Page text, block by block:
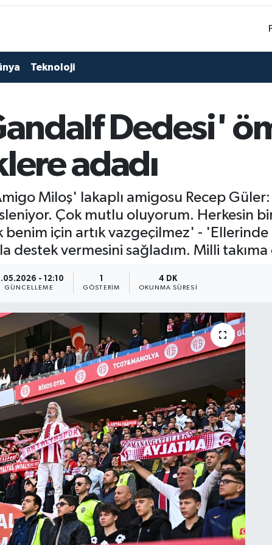
Teknoloji
Dedesi'
adadı
Miloş' lakaplı amigosu Recep
Çok mutlu oluyorum. Herkesin
için artık vazgeçilmez' - 'Ellerinde
destek vermesini sağladım. Milli
- 12:10
GÜNCELLEME
1
GÖSTERIM
4 DK
OKUNMA SÜRESI